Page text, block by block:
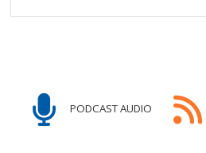
PODCAST AUDIO